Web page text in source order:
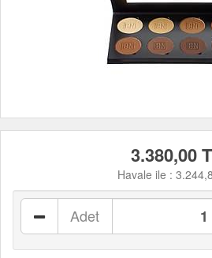
3.380,00
Havale ile :
Adet